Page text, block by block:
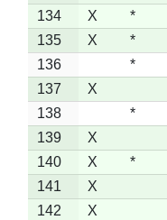
134
X *
135
X *
136
*
137
X
138
*
139
X
140
X *
141
X
142
X